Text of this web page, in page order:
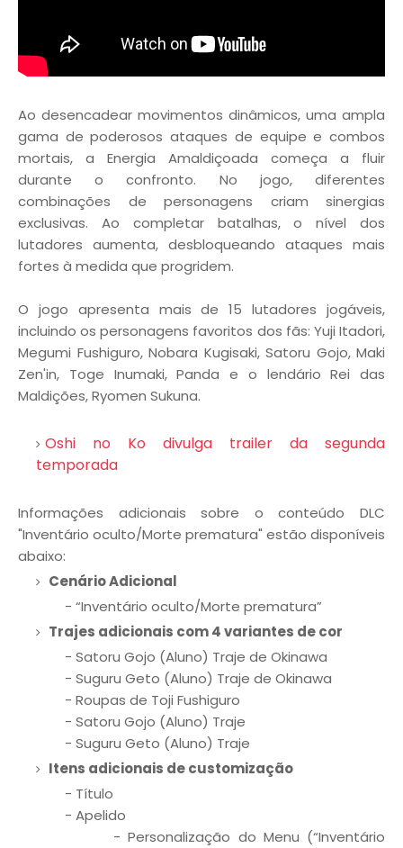
Ao desencadear movimentos dinâmicos, uma ampla
gama de poderosos ataques de equipe e combos
mortais, a Energia Amaldiçoada começa a fluir
durante o confronto. No jogo, diferentes
combinações de personagens criam sinergias
exclusivas. Ao completar batalhas, o nível dos
lutadores aumenta, desbloqueando ataques mais
fortes à medida que progridem.
O jogo apresenta mais de 15 lutadores jogáveis,
incluindo os personagens favoritos dos fãs: Yuji Itadori,
Megumi Fushiguro, Nobara Kugisaki, Satoru Gojo, Maki
Zen'in, Toge Inumaki, Panda e o lendário Rei das
Maldições, Ryomen Sukuna.
Oshi no Ko divulga trailer da segunda
temporada
Informações adicionais sobre o conteúdo DLC
"Inventário oculto/Morte prematura" estão disponíveis
abaixo:
Cenário Adicional
- “Inventário oculto/Morte prematura”
Trajes adicionais com 4 variantes de cor
- Satoru Gojo (Aluno) Traje de Okinawa
- Suguru Geto (Aluno) Traje de Okinawa
- Roupas de Toji Fushiguro
- Satoru Gojo (Aluno) Traje
- Suguru Geto (Aluno) Traje
Itens adicionais de customização
- Título
- Apelido
- Personalização do Menu (“Inventário